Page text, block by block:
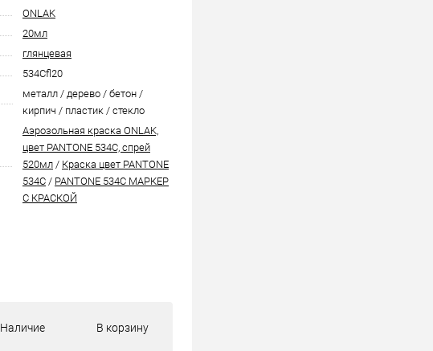
ONLAK
20мл
глянцевая
534Cfl20
металл / дерево / бетон /
кирпич / пластик / стекло
Аэрозольная краска ONLAK,
цвет PANTONE 534C, спрей
520мл / Краска цвет PANTONE
534C / PANTONE 534C МАРКЕР
С КРАСКОЙ
Наличие В корзину